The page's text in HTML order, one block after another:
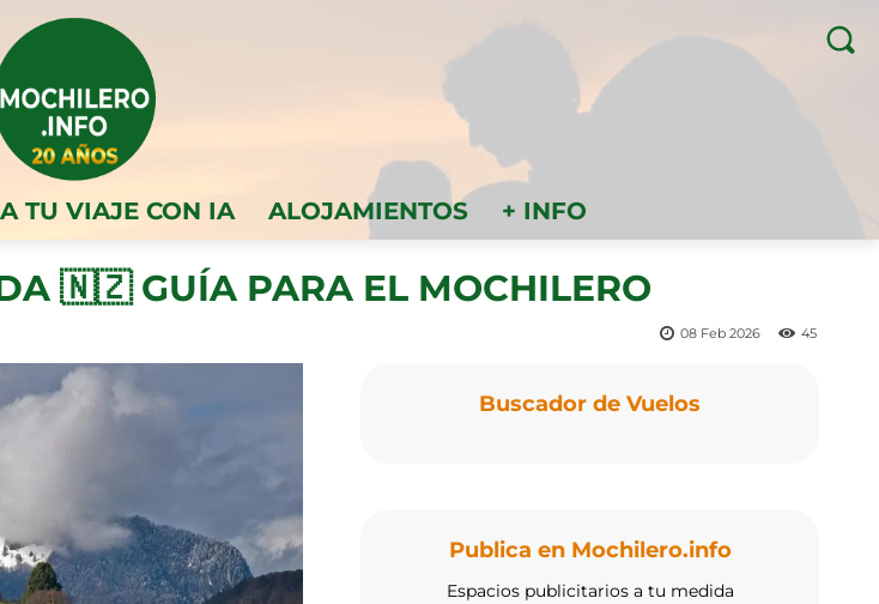
TU VIAJE CON IA ALOJAMIENTOS + INFO
🇳🇿 GUÍA PARA EL MOCHILERO
45
08 Feb 2026
Buscador de Vuelos
Publica en Mochilero.info
Espacios publicitarios a tu medida